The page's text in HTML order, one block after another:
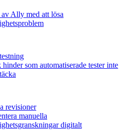
Ally med att lösa
som automatiserade tester inte
revisioner
manuella
digitalt